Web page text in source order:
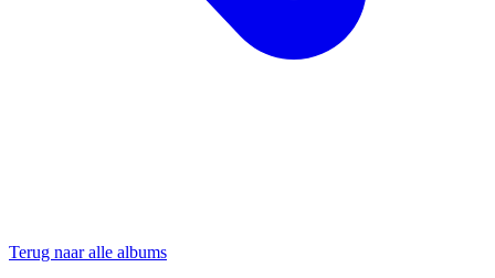
Terug naar alle albums